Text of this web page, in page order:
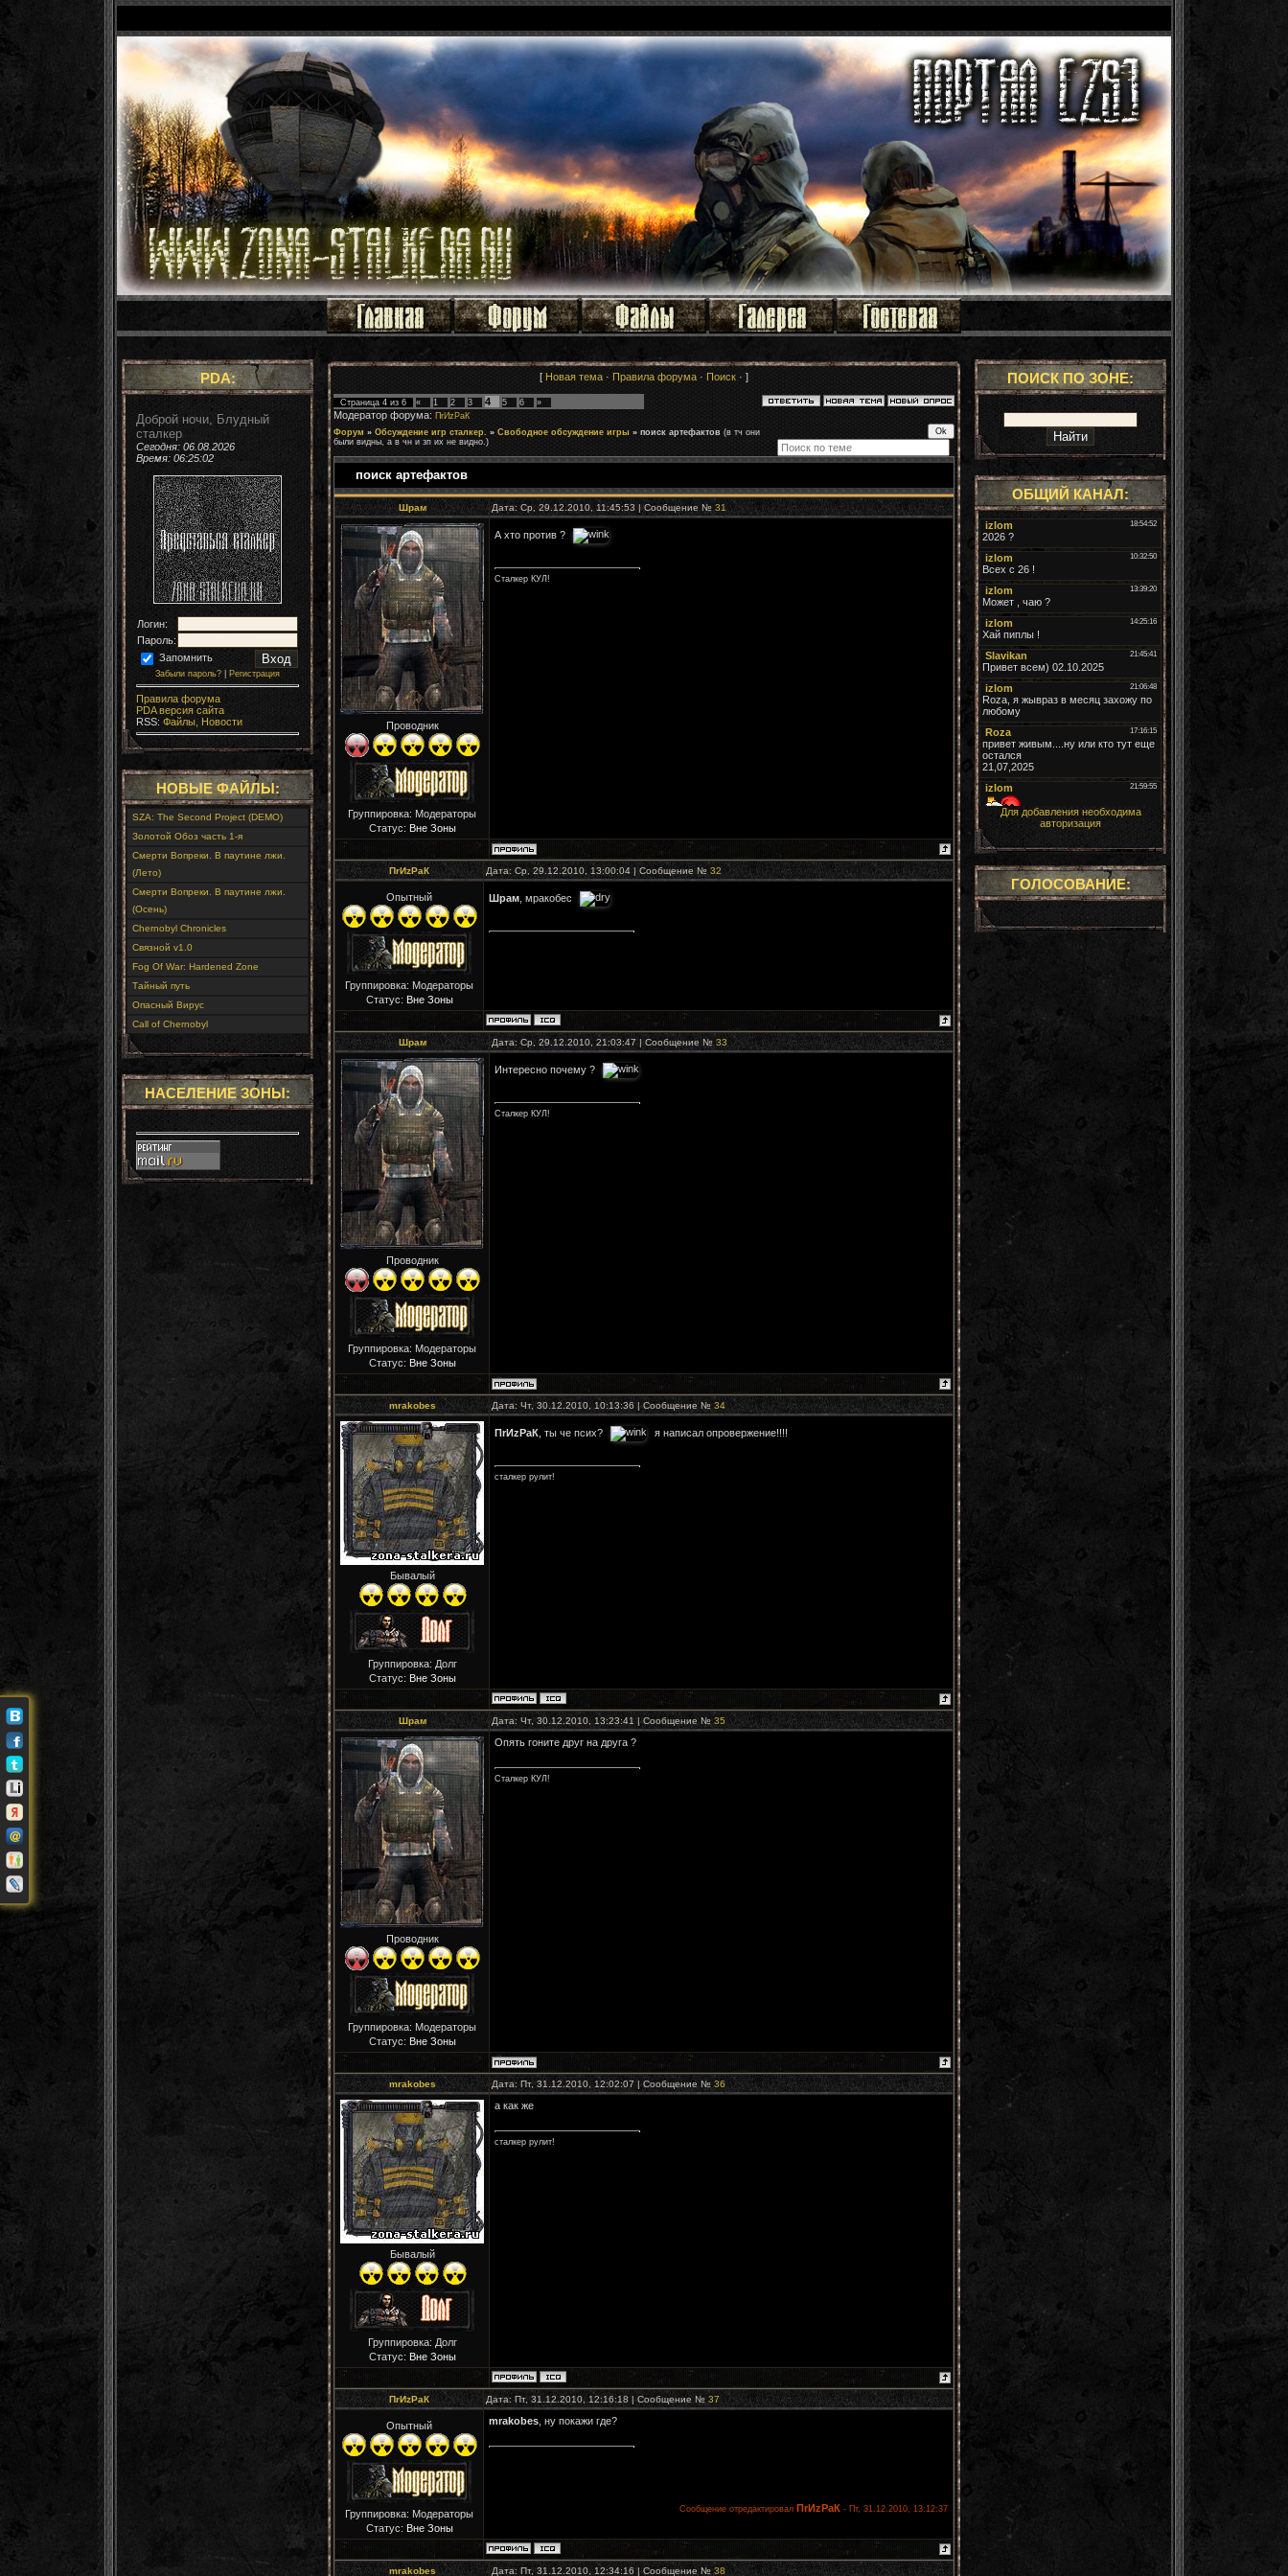
PDA:
Доброй ночи, Блудный
сталкер
Сегодня: 06.08.2026
Время: 06:25:04
Логин:
Пароль:
Запомнить
Забыли пароль? Регистрация
Правила форума
PDA версия сайта
RSS: Файлы, Новости
НОВЫЕ ФАЙЛЫ:
SZA: The Second Project (DEMO)
Золотой Обоз часть 1-я
Смерти Вопреки. В паутине лжи.
(Лето)
Смерти Вопреки. В паутине лжи.
(Осень)
Chernobyl Chronicles
Связной v1.0
Fog Of War: Hardened Zone
Тайный путь
Опасный Вирус
Call of Chernobyl
НАСЕЛЕНИЕ ЗОНЫ:
[ Новая тема · Правила форума · Поиск · ]
Страница 4 из 6 « 1 2 3 4 5 6 »
Модератор форума: ПrИzРaК
Форум » Обсуждение игр сталкер. » Свободное обсуждение игры » поиск артефактов (в тч они
были видны, а в чн и зп их не видно.)
поиск артефактов
Шрам Дата: Ср, 29.12.2010, 11:45:53 | Сообщение № 31
Проводник
Группировка: Модераторы
Статус: Вне Зоны
А хто против ?
Сталкер КУЛ!
ПrИzРaК Дата: Ср, 29.12.2010, 13:00:04 | Сообщение № 32
Опытный
Группировка: Модераторы
Статус: Вне Зоны
Шрам , мракобес
Шрам Дата: Ср, 29.12.2010, 21:03:47 | Сообщение № 33
Проводник
Группировка: Модераторы
Статус: Вне Зоны
Интересно почему ?
Сталкер КУЛ!
mrakobes Дата: Чт, 30.12.2010, 10:13:36 | Сообщение № 34
Бывалый
Группировка: Долг
Статус: Вне Зоны
ПrИzРaК , ты че псих? я написал опровержение!!!!
сталкер рулит!
Шрам Дата: Чт, 30.12.2010, 13:23:41 | Сообщение № 35
Проводник
Группировка: Модераторы
Статус: Вне Зоны
Опять гоните друг на друга ?
Сталкер КУЛ!
mrakobes Дата: Пт, 31.12.2010, 12:02:07 | Сообщение № 36
Бывалый
Группировка: Долг
Статус: Вне Зоны
а как же
сталкер рулит!
ПrИzРaК Дата: Пт, 31.12.2010, 12:16:18 | Сообщение № 37
Опытный
Группировка: Модераторы
Статус: Вне Зоны
mrakobes , ну покажи где?
Сообщение отредактировал ПrИzРaК - Пт, 31.12.2010, 13:12:37
mrakobes Дата: Пт, 31.12.2010, 12:34:16 | Сообщение № 38
ПОИСК ПО ЗОНЕ:
ОБЩИЙ КАНАЛ:
Для добавления необходима
авторизация
ГОЛОСОВАНИЕ: